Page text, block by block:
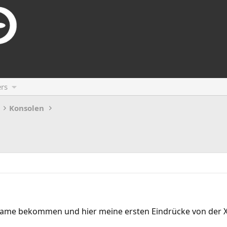
Konsolen
bekommen und hier meine ersten Eindrücke von der